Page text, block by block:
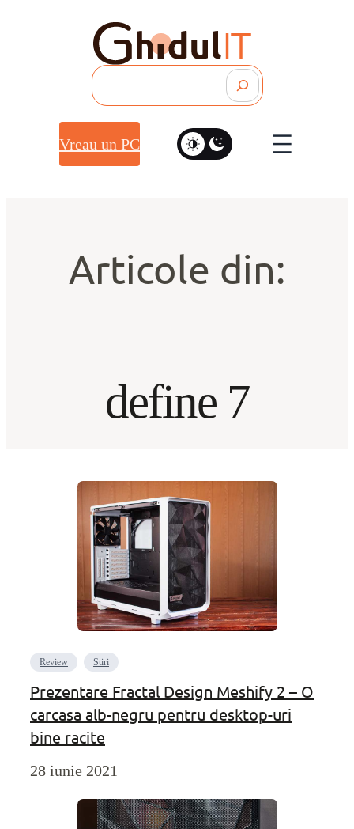
Vreau un PC
Articole din:
define 7
Review Stiri
Prezentare Fractal Design Meshify 2 – O
carcasa alb-negru pentru desktop-uri
bine racite
28 iunie 2021